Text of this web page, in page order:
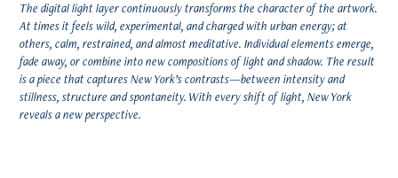
The digital light layer continuously transforms the character of the artwork.
At times it feels wild, experimental, and charged with urban energy; at
others, calm, restrained, and almost meditative. Individual elements emerge,
fade away, or combine into new compositions of light and shadow. The result
is a piece that captures New York’s contrasts—between intensity and
stillness, structure and spontaneity. With every shift of light, New York
reveals a new perspective.